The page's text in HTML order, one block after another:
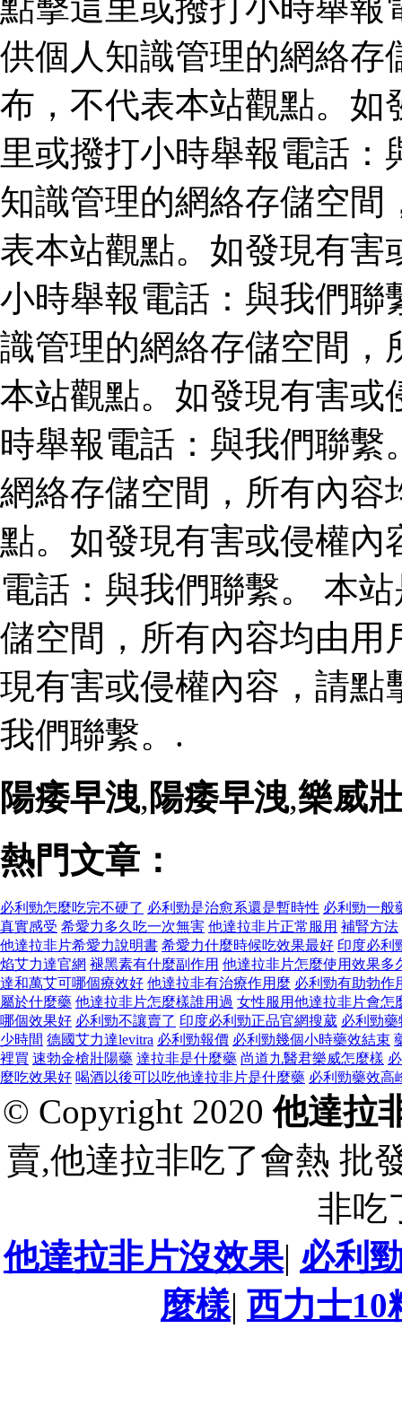
供個人知識管理的網絡存
布，不代表本站觀點。如
里或撥打小時舉報電話
知識管理的網絡存儲空間
表本站觀點。如發現有害
小時舉報電話：與我們聯
識管理的網絡存儲空間，
本站觀點。如發現有害或
時舉報電話：與我們聯
網絡存儲空間，所有內容
點。如發現有害或侵權內
電話：與我們聯繫。 本
儲空間，所有內容均由用
現有害或侵權內容，請點
我們聯繫。.
陽痿早洩, 陽痿早洩,樂威壯
熱門文章：
必利勁怎麼吃完不硬了 必利勁是治愈系還是暫時性 必利勁一般
真實感受 希愛力多久吃一次無害 他達拉非片正常服用 補腎方法
他達拉非片希愛力說明書 希愛力什麼時候吃效果最好 印度必利
焰艾力達官網 褪黑素有什麼副作用 他達拉非片怎麼使用效果多
達和萬艾可哪個療效好 他達拉非有治療作用麼 必利勁有助勃作
屬於什麼藥 他達拉非片怎麼樣誰用過 女性服用他達拉非片會怎
哪個效果好 必利勁不讓賣了 印度必利勁正品官網搜葳 必利勁藥
少時間 德國艾力達levitra 必利勁報價 必利勁幾個小時藥效結束
裡買 速勃金槍壯陽藥 達拉非是什麼藥 尚道九醫君樂威怎麼樣
麼吃效果好 喝酒以後可以吃他達拉非片是什麼藥 必利勁藥效高
© Copyright 2020他達拉
賣,他達拉非吃了會熱 批
非吃
他達拉非片沒效果| 必利
麼樣| 西力士10